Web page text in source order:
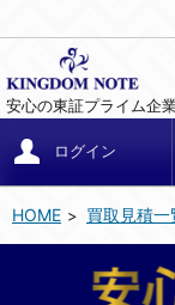
安心の東証プライム企
ログイン
HOME 買取見積一